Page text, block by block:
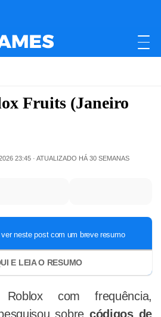
Fruits (Janeiro
23:45 · ATUALIZADO HÁ 30 SEMANAS
com frequência,
sobre códigos de